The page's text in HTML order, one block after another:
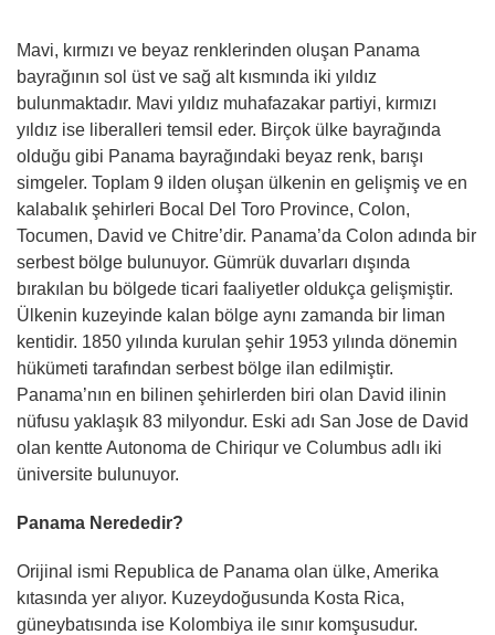
Mavi, kırmızı ve beyaz renklerinden oluşan Panama
bayrağının sol üst ve sağ alt kısmında iki yıldız
bulunmaktadır. Mavi yıldız muhafazakar partiyi, kırmızı
yıldız ise liberalleri temsil eder. Birçok ülke bayrağında
olduğu gibi Panama bayrağındaki beyaz renk, barışı
simgeler. Toplam 9 ilden oluşan ülkenin en gelişmiş ve en
kalabalık şehirleri Bocal Del Toro Province, Colon,
Tocumen, David ve Chitre’dir. Panama’da Colon adında bir
serbest bölge bulunuyor. Gümrük duvarları dışında
bırakılan bu bölgede ticari faaliyetler oldukça gelişmiştir.
Ülkenin kuzeyinde kalan bölge aynı zamanda bir liman
kentidir. 1850 yılında kurulan şehir 1953 yılında dönemin
hükümeti tarafından serbest bölge ilan edilmiştir.
Panama’nın en bilinen şehirlerden biri olan David ilinin
nüfusu yaklaşık 83 milyondur. Eski adı San Jose de David
olan kentte Autonoma de Chiriqur ve Columbus adlı iki
üniversite bulunuyor.
Panama Nerededir?
Orijinal ismi Republica de Panama olan ülke, Amerika
kıtasında yer alıyor. Kuzeydoğusunda Kosta Rica,
güneybatısında ise Kolombiya ile sınır komşusudur.